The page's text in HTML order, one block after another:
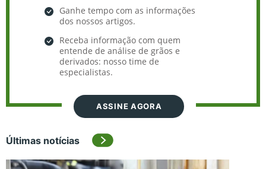
Ganhe tempo com as informações
dos nossos artigos.
Receba informação com quem
entende de análise de grãos e
derivados: nosso time de
especialistas.
ASSINE AGORA
Últimas notícias